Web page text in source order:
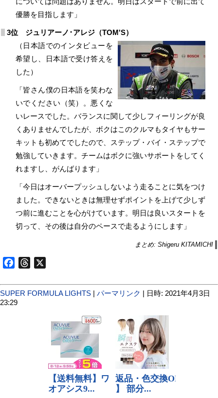
優勝を目指します」
3位 ジュリアーノ･アレジ（TOM'S）
（日本語でのインタビューを
希望し、日本語で受け答えを
した）
「皆さん僕の日本語を笑わな
いでください（笑）。悪くな
いレースでした。バランスに関して少しフィーリングが良
くありませんでしたが、ボクはこのクルマもタイヤもサー
キットも初めてでしたので、ステップ・バイ・ステップで
勉強していきます。チームはボクに強いサポートをしてく
れますし、がんばります」
「今日はオーバープッシュしないよう走ることに気をつけ
ました。できないときは無理せずポイントを上げて少しず
つ前に進むことを心がけています。明日は良いスタートを
切って、その後は自分のペースで走るようにします」
まとめ: Shigeru KITAMICHI
FacebookThreads
SUPER FORMULA LIGHTS | パーマリンク | 日時: 2021年4月3日
23:29